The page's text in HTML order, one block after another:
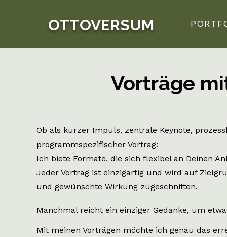
OTTOVERSUM
Vorträge
Ob als kurzer Impuls, zentrale Keynote,
programmspezifischer Vortrag:
Ich biete Formate, die sich flexibel an Deinen
Jeder Vortrag ist einzigartig und wird auf
und gewünschte Wirkung zugeschnitten.
Manchmal reicht ein einziger Gedanke, um
Mit meinen Vorträgen möchte ich genau das